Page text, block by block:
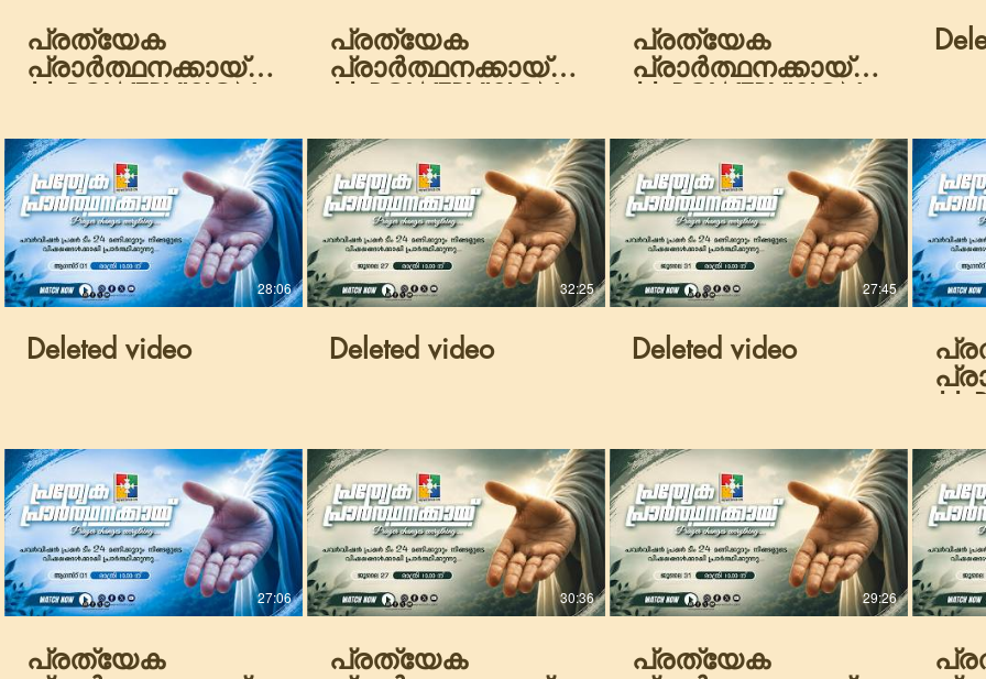
പ്രത്യേക
പ്രാർത്ഥനക്കായ്
|| POWERVISION
|| NIGHT SESSION
|| DAY-1872
പ്രത്യേക
പ്രാർത്ഥനക്കായ്
|| POWERVISION
|| NIGHT SESSION
|| DAY-1871
പ്രത്യേക
പ്രാർത്ഥനക്കായ്
|| POWERVISION
|| NIGHT SESSION
|| DAY-1870
28:06
Deleted video
32:25
Deleted video
27:45
Deleted video
||
||
||
27:06
പ്രത്യേക
30:36
പ്രത്യേക
29:26
പ്രത്യേക